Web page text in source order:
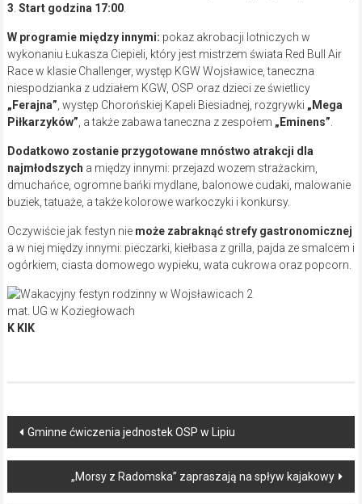
3 Start godzina 17:00.
W programie między innymi: pokaz akrobacji lotniczych w
wykonaniu Łukasza Ciepieli, który jest mistrzem świata Red Bull Air
Race w klasie Challenger, występ KGW Wojsławice, taneczna
niespodzianka z udziałem KGW, OSP oraz dzieci ze świetlicy
„Ferajna” , występ Chorońskiej Kapeli Biesiadnej, rozgrywki „Mega
Piłkarzyków” , a także zabawa taneczna z zespołem „Eminens”
Dodatkowo zostanie przygotowane mnóstwo atrakcji dla
najmłodszych a między innymi: przejazd wozem strażackim,
dmuchańce, ogromne bańki mydlane, balonowe cudaki, malowanie
buziek, tatuaże, a także kolorowe warkoczyki i konkursy.
Oczywiście jak festyn nie może zabraknąć strefy gastronomicznej
a w niej między innymi: pieczarki, kiełbasa z grilla, pajda ze smalcem i
ogórkiem, ciasta domowego wypieku, wata cukrowa oraz popcorn.
mat. UG w Koziegłowach
K KIK
Post
navigation
Gminne ćwiczenia jednostek OSP w Lipiu
„Morsy z Radomska” zapraszają na spływ kajakowy